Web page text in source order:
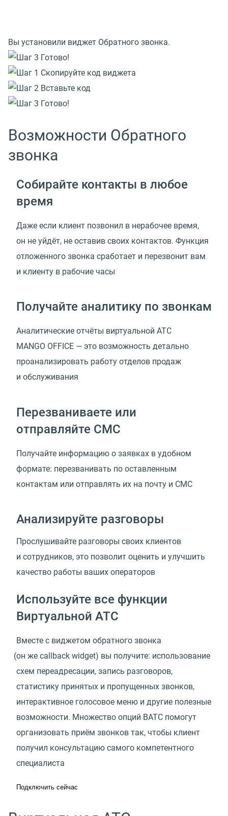
Вы установили виджет Обратного звонка.
Возможности Обратного
звонка
Собирайте контакты в любое
время
Даже если клиент позвонил в нерабочее время,
он не уйдёт, не оставив своих контактов. Функция
отложенного звонка сработает и перезвонит вам
и клиенту в рабочие часы
Получайте аналитику по звонкам
Аналитические отчёты виртуальной АТС
MANGO OFFICE — это возможность детально
проанализировать работу отделов продаж
и обслуживания
Перезваниваете или
отправляйте СМС
Получайте информацию о заявках в удобном
формате: перезванивать по оставленным
контактам или отправлять их на почту и СМС
Анализируйте разговоры
Прослушивайте разговоры своих клиентов
и сотрудников, это позволит оценить и улучшить
качество работы ваших операторов
Используйте все функции
Виртуальной АТС
Вместе с виджетом обратного звонка
(он же callback widget) вы получите: использование
схем переадресации, запись разговоров,
статистику принятых и пропущенных звонков,
интерактивное голосовое меню и другие полезные
возможности. Множество опций ВАТС помогут
организовать приём звонков так, чтобы клиент
получил консультацию самого компетентного
специалиста
Подключить сейчас